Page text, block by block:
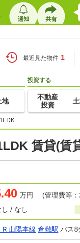
最近見た物件 1
地
投資する
不動産
投資
賃貸(賃
万円 (管理費等：
し / なし
Ｒ山陽本線 倉敷駅 バス8